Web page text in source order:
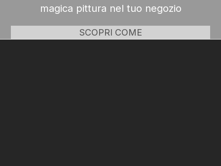
magica pittura nel tuo negozio
SCOPRI COME